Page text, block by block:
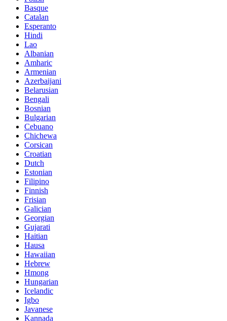
Basque
Catalan
Esperanto
Hindi
Lao
Albanian
Amharic
Armenian
Azerbaijani
Belarusian
Bengali
Bosnian
Bulgarian
Cebuano
Chichewa
Corsican
Croatian
Dutch
Estonian
Filipino
Finnish
Frisian
Galician
Georgian
Gujarati
Haitian
Hausa
Hawaiian
Hebrew
Hmong
Hungarian
Icelandic
Igbo
Javanese
Kannada